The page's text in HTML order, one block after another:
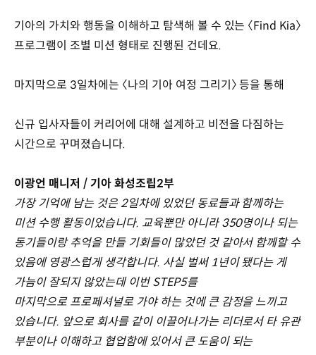
기아의 가치와 행동을 이해하고 탐색해 볼 수 있는 〈Find Kia〉
프로그램이 조별 미션 형태로 진행된 건데요.
마지막으로 3일차에는 〈나의 기아 여정 그리기〉 등을 통해
신규 입사자들이 커리어에 대해 설계하고 비전을 다짐하는
시간으로 꾸며졌습니다.
이광언 매니저 / 기아 화성조립2부
가장 기억에 남는 것은 2일차에 있었던 동료들과 함께하는
미션 수행 활동이었습니다. 교육뿐만 아니라 350명이나 되는
동기들이랑 추억을 만들 기회들이 많았던 것 같아서 함께할 수
있음에 영광스럽게 생각합니다. 사실 벌써 1년이 됐다는 게
가늠이 잘되지 않았는데 이번 STEP5를
마지막으로 프로페셔널로 가야 하는 것에 큰 감정을 느끼고
있습니다. 앞으로 회사를 같이 이끌어나가는 리더로서 타 유관
부분이나 이해하고 협업함에 있어서 큰 도움이 되는